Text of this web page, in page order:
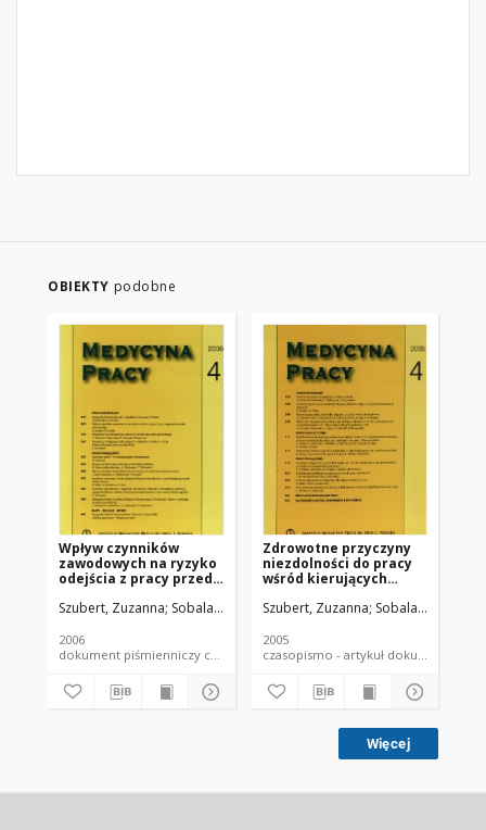
OBIEKTY podobne
Wpływ czynników
zawodowych na ryzyko
odejścia z pracy przed
emerytalnego
Szubert, Zuzanna Sobala, Wojciech
2006
dokument piśmienniczy czasopismo - artykuł
Zdrowotne przyczyny
niezdolności do pracy
wśród kierujących
miejskiej
Szubert, Zuzanna Sobala, Wojciech
2005
czasopismo - artykuł
Więcej